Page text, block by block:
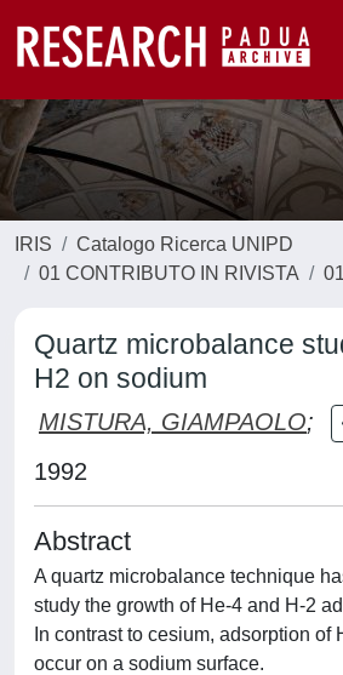
IRIS
Catalogo Ricerca UNIPD
01 CONTRIBUTO IN RIVISTA
Quartz microbalance
H2 on sodium
MISTURA, GIAMPAOLO;
1992
Abstract
A quartz microbalance technique
study the growth of He-4 and H-2
In contrast to cesium, adsorption of
occur on a sodium surface.